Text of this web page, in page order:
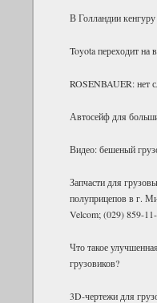
В Гол­лан­дии
Toyota пе­ре­хо­дит на
ROSENBAUER: нет
Ав­то­сейф для
Видео: бешеный
Запчасти для
полуприцепов в г.
Velcom; (029) 859-
Что такое
грузовиков?
3D-чертежи для